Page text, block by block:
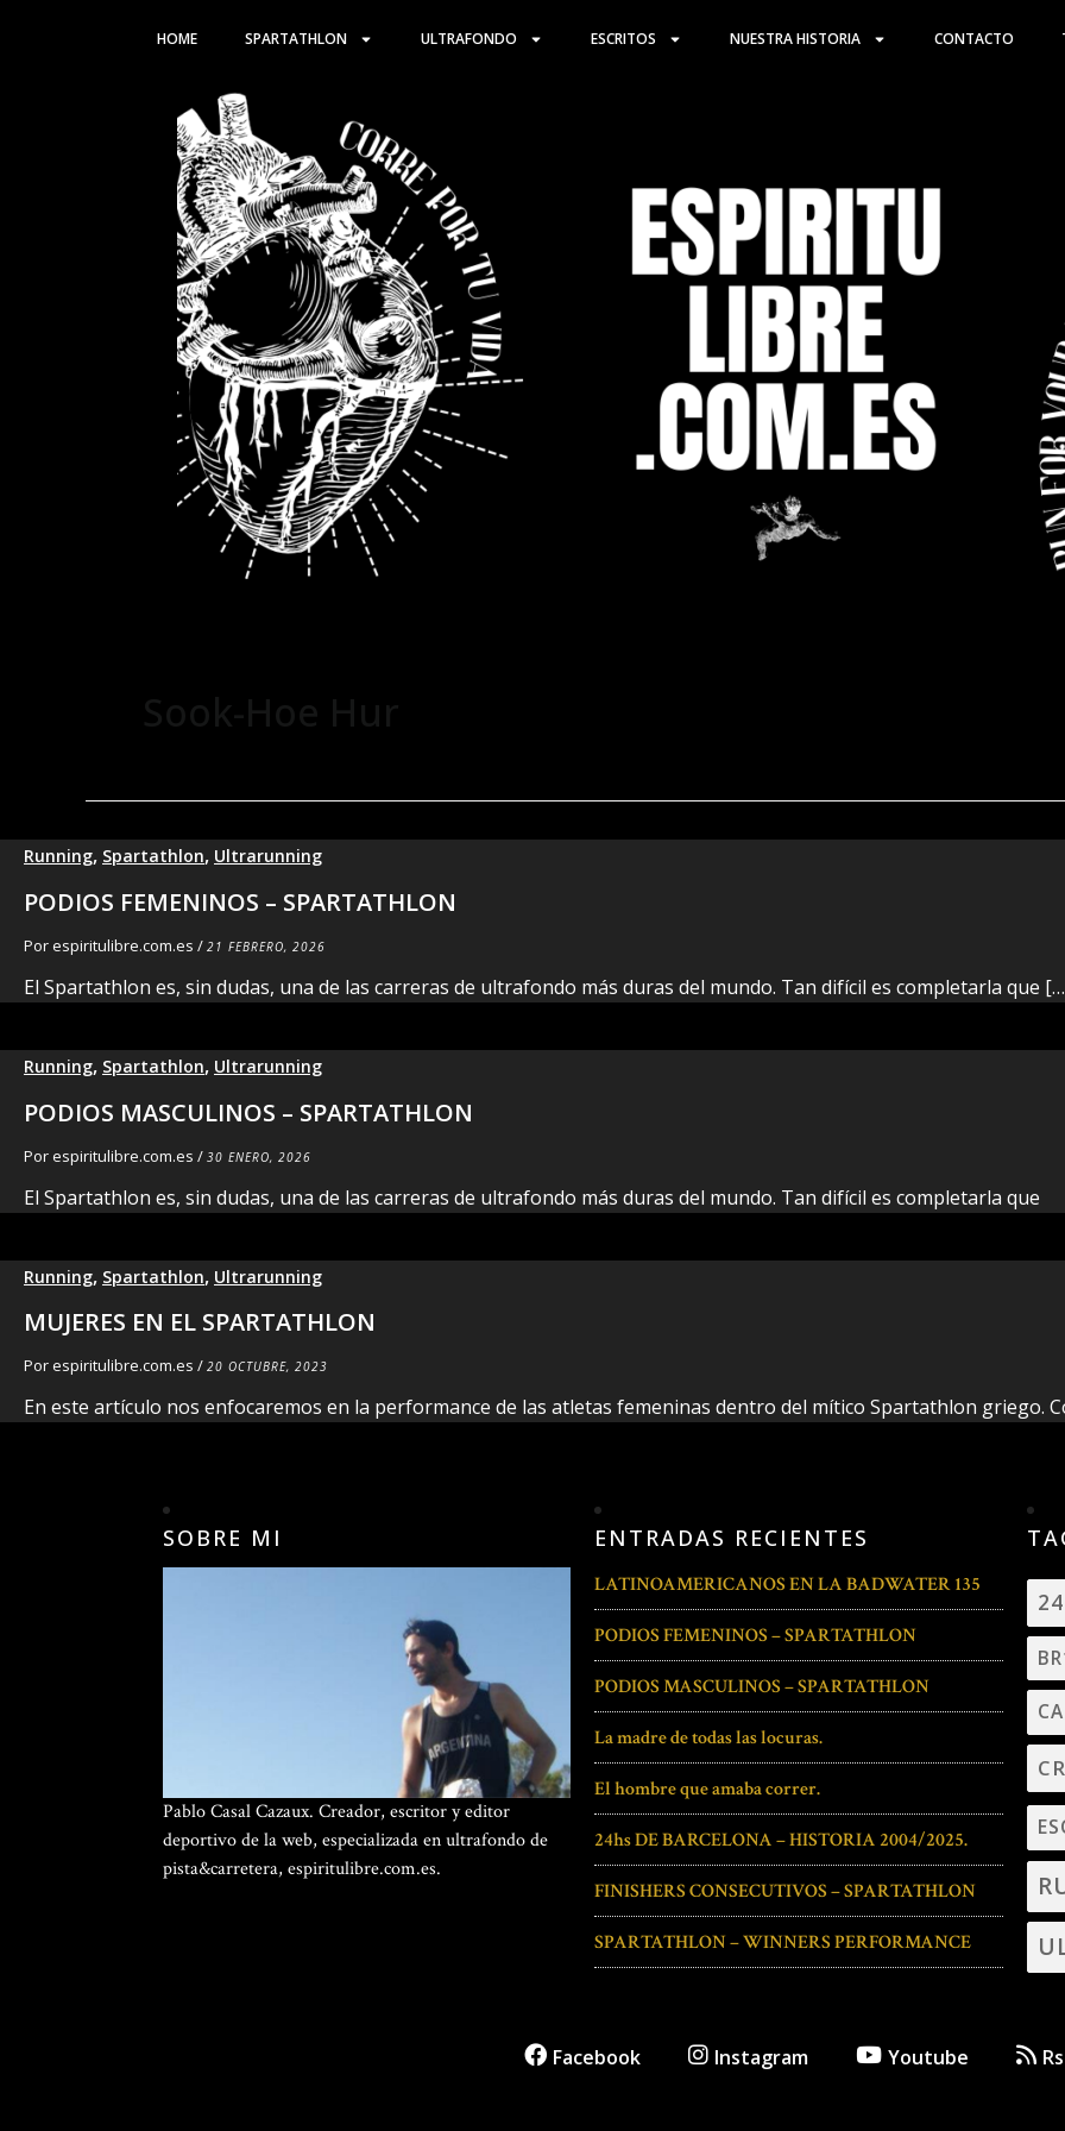
HOME SPARTATHLON ULTRAFONDO ESCRITOS NUESTRA HISTORIA CONTACTO
Running, Spartathlon, Ultrarunning
PODIOS FEMENINOS – SPARTATHLON
Porespiritulibre.com.es / 21 FEBRERO, 2026
El Spartathlon es, sin dudas, una de las carreras de ultrafondo más duras del mundo. Tan difícil es completarla que
Running, Spartathlon, Ultrarunning
PODIOS MASCULINOS – SPARTATHLON
Porespiritulibre.com.es / 30 ENERO, 2026
El Spartathlon es, sin dudas, una de las carreras de ultrafondo más duras del mundo. Tan difícil es completarla que
Running, Spartathlon, Ultrarunning
MUJERES EN EL SPARTATHLON
Porespiritulibre.com.es / 20 OCTUBRE, 2023
En este artículo nos enfocaremos en la performance de las atletas femeninas dentro del mítico Spartathlon griego.
SOBRE MI
Pablo Casal Cazaux. Creador, escritor y editor
deportivo de la web, especializada en ultrafondo de
pista&carretera, espiritulibre.com.es.
ENTRADAS RECIENTES
LATINOAMERICANOS EN LA BADWATER 135
PODIOS FEMENINOS – SPARTATHLON
PODIOS MASCULINOS – SPARTATHLON
La madre de todas las locuras.
El hombre que amaba correr.
24hs DE BARCELONA – HISTORIA 2004/2025.
FINISHERS CONSECUTIVOS – SPARTATHLON
SPARTATHLON – WINNERS PERFORMANCE
Facebook Instagram Youtube